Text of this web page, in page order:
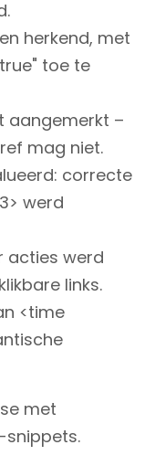
herkend, met
toe te
aangemerkt –
mag niet.
correcte
werd
acties werd
links.
<time
met
snippets.